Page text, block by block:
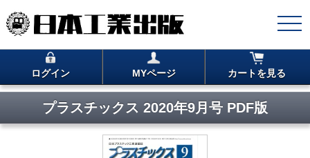
ログイン MYページ カートを見る
プラスチックス 2020年9月号 PDF版